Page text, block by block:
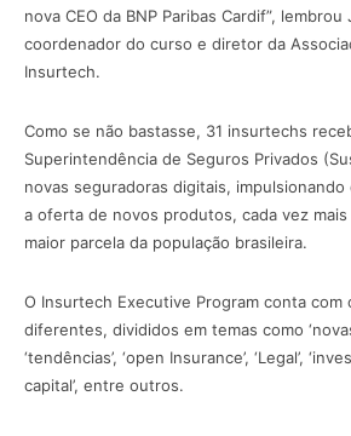
nova CEO da BNP Paribas Cardif”, lembrou
coordenador do curso e diretor da
Insurtech.
Como se não bastasse, 31 insurtechs
Superintendência de Seguros Privados
novas seguradoras digitais,
a oferta de novos produtos, cada vez mais
maior parcela da população brasileira.
O Insurtech Executive Program conta com
diferentes, divididos em temas como
‘tendências’, ‘open Insurance’, ‘Legal’,
capital’, entre outros.